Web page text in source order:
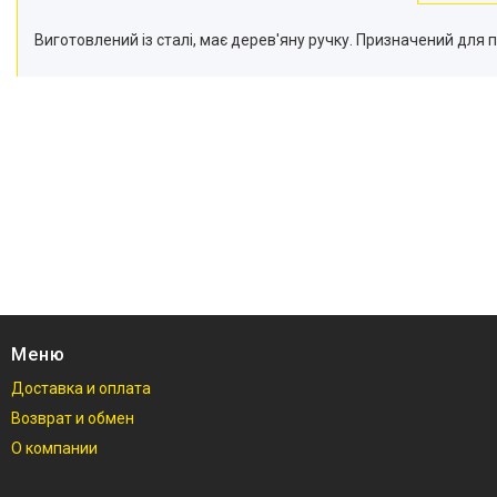
Виготовлений із сталі, має дерев'яну ручку. Призначений для
Меню
Доставка и оплата
Возврат и обмен
О компании